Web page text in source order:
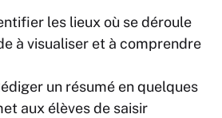
les lieux où se déroule
à visualiser et à comprendre
un résumé en quelques
aux élèves de saisir